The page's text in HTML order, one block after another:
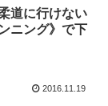
道に行けない
ニング》で下
2016.11.19